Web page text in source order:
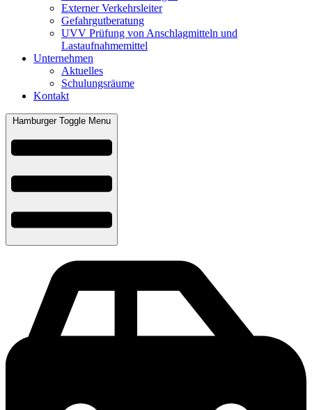
Externer Verkehrsleiter
Gefahrgutberatung
UVV Prüfung von Anschlagmitteln und
Lastaufnahmemittel
Unternehmen
Aktuelles
Schulungsräume
Kontakt
Hamburger Toggle Menu